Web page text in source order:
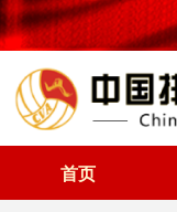
首页